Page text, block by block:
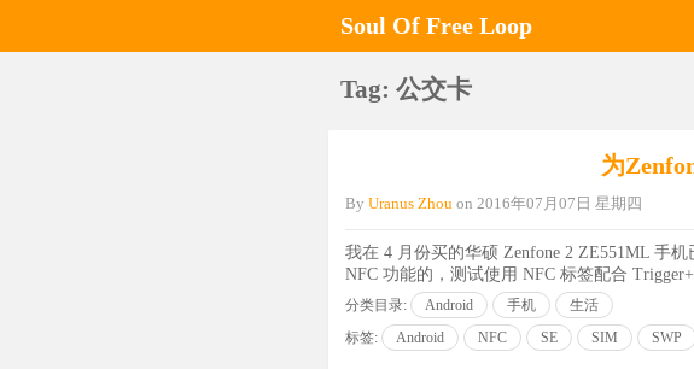
Soul Of Free Loop
Tag: 公交卡
为
By Uranus Zhou on 2016年07月07日 星期四
我在 4 月份买的华硕 Zenfone 2 ZE551ML 手
NFC 功能的，测试使用 NFC 标签配合
分类目录: Android 手机
生活
标签:
Android NFC SE SIM SWP